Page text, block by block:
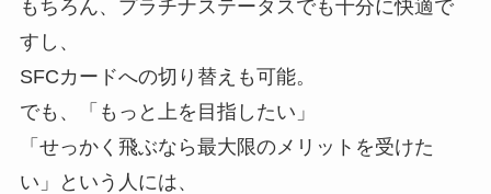
もちろん、プラチナステータスでも十分に快適で
すし、
SFCカードへの切り替えも可能。
でも、「もっと上を目指したい」
「せっかく飛ぶなら最大限のメリットを受けた
い」という人には、